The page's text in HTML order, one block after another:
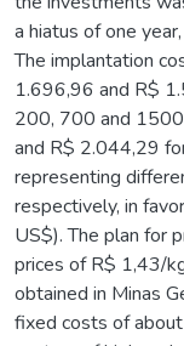
a hiatus of one
The implantation
1.696,96 and R$
200, 700 and
and R$ 2.044,29
representing
respectively, in
US$). The plan for
prices of R$ 1,43/
obtained in Minas
fixed costs of